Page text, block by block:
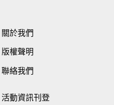
關於我們
版權聲明
聯絡我們
活動資訊刊登